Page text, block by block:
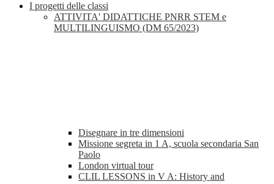
I progetti delle classi
ATTIVITA' DIDATTICHE PNRR STEM e
MULTILINGUISMO (DM 65/2023)
Disegnare in tre dimensioni
Missione segreta in 1 A, scuola secondaria San
Paolo
London virtual tour
CLIL LESSONS in V A: History and